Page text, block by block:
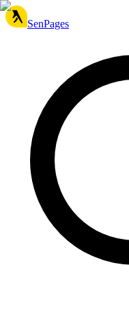
SenPages